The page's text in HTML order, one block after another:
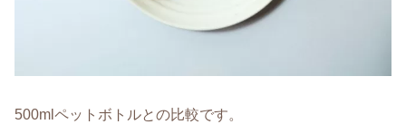
500mlペットボトルとの比較です。